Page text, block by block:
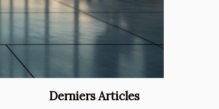
Derniers Articles